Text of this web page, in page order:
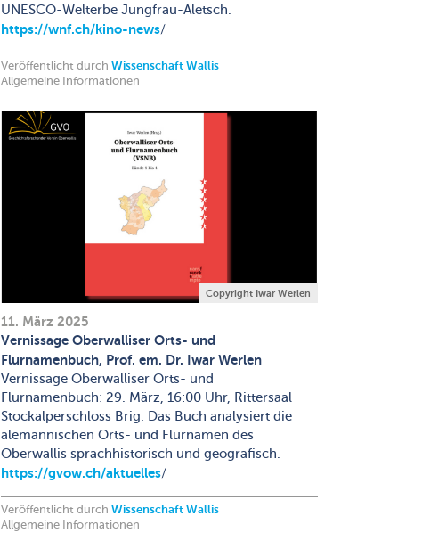
UNESCO-Welterbe Jungfrau-Aletsch.
https://wnf.ch/kino-news/
Veröffentlicht durch Wissenschaft Wallis
Allgemeine Informationen
Copyright Iwar Werlen
11. März 2025
Vernissage Oberwalliser Orts- und
Flurnamenbuch, Prof. em. Dr. Iwar Werlen
Vernissage Oberwalliser Orts- und
Flurnamenbuch: 29. März, 16:00 Uhr, Rittersaal
Stockalperschloss Brig. Das Buch analysiert die
alemannischen Orts- und Flurnamen des
Oberwallis sprachhistorisch und geografisch.
https://gvow.ch/aktuelles/
Veröffentlicht durch Wissenschaft Wallis
Allgemeine Informationen